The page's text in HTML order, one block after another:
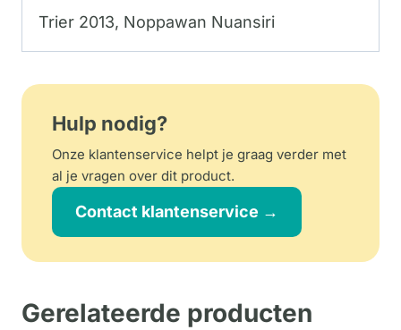
Trier 2013, Noppawan Nuansiri
Hulp nodig?
Onze klantenservice helpt je graag verder met
al je vragen over dit product.
Contact klantenservice →
Gerelateerde producten